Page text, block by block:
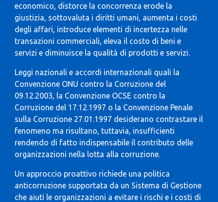
economico, distorce la concorrenza erode la
giustizia, sottovaluta i diritti umani, aumenta i costi
degli affari, introduce elementi di incertezza nelle
transazioni commerciali, eleva il costo di beni e
servizi e diminuisce la qualità di prodotti e servizi.
Leggi nazionali e accordi internazionali quali la
Convenzione ONU contro la Corruzione del
09.12.2003, la Convenzione OCSE contro la
Corruzione del 17.12.1997 o la Convenzione Penale
sulla Corruzione 27.01.1997 desiderano contrastare il
fenomeno ma risultano, tuttavia, insufficienti
rendendo di fatto indispensabile il contributo delle
organizzazioni nella lotta alla corruzione.
Un approccio proattivo richiede una politica
anticorruzione supportata da un Sistema di Gestione
che aiuti le organizzazioni a evitare i rischi e i costi di